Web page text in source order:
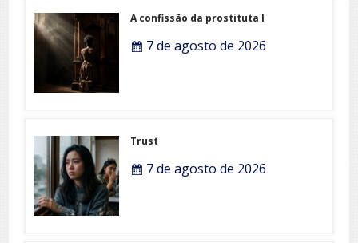
A confissão da prostituta I
7 de agosto de 2026
Trust
7 de agosto de 2026